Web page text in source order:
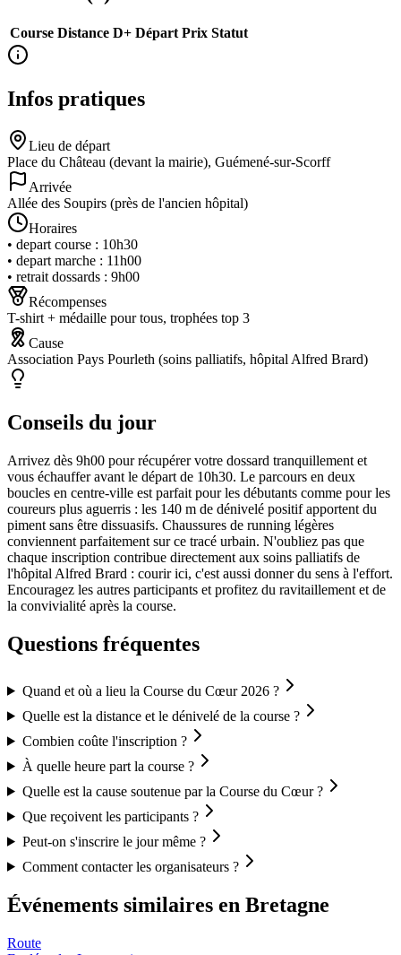
Course Distance D+ Départ Prix Statut
Infos pratiques
Lieu de départ
Place du Château (devant la mairie), Guémené-sur-Scorff
Arrivée
Allée des Soupirs (près de l'ancien hôpital)
Horaires
• depart course : 10h30
• depart marche : 11h00
• retrait dossards : 9h00
Récompenses
T-shirt + médaille pour tous, trophées top 3
Cause
Association Pays Pourleth (soins palliatifs, hôpital Alfred Brard)
Conseils du jour
Arrivez dès 9h00 pour récupérer votre dossard tranquillement et
vous échauffer avant le départ de 10h30. Le parcours en deux
boucles en centre-ville est parfait pour les débutants comme pour les
coureurs plus aguerris : les 140 m de dénivelé positif apportent du
piment sans être dissuasifs. Chaussures de running légères
conviennent parfaitement sur ce tracé urbain. N'oubliez pas que
chaque inscription contribue directement aux soins palliatifs de
l'hôpital Alfred Brard : courir ici, c'est aussi donner du sens à l'effort.
Encouragez les autres participants et profitez du ravitaillement et de
la convivialité après la course.
Questions fréquentes
Quand et où a lieu la Course du Cœur 2026 ?
Quelle est la distance et le dénivelé de la course ?
Combien coûte l'inscription ?
À quelle heure part la course ?
Quelle est la cause soutenue par la Course du Cœur ?
Que reçoivent les participants ?
Peut-on s'inscrire le jour même ?
Comment contacter les organisateurs ?
Événements similaires en Bretagne
Route